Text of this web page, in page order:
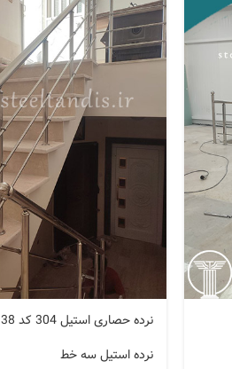
نرده حصاری استیل 304 کد A138
نرده استیل سه خط